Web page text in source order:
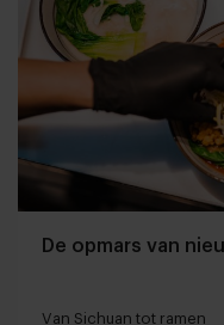
De opmars van
Van Sichuan tot ramen